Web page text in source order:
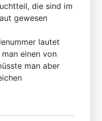
die sind im
gewesen
lautet
einen von
man aber